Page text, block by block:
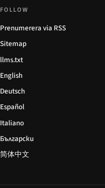
FOLLOW
Prenumerera via RSS
Sitemap
llms.txt
English
Deutsch
Español
Italiano
Български
简体中文